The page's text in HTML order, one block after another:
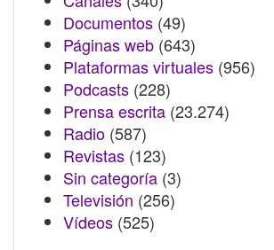
Documentos (49)
Páginas web (643)
Plataformas virtuales (956)
Podcasts (228)
Prensa escrita (23.274)
Radio (587)
Revistas (123)
Sin categoría (3)
Televisión (256)
Vídeos (525)